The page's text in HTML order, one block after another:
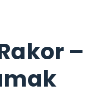
–